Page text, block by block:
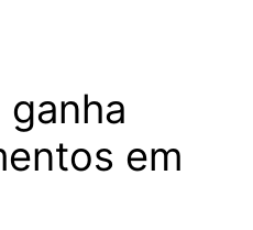
ganha
em